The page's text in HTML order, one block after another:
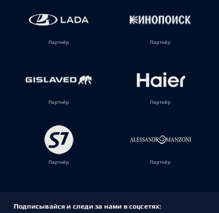
Партнёр Партнёр
Партнёр Партнёр
Партнёр Партнёр
Подписывайся и следи за нами в соцсетях: